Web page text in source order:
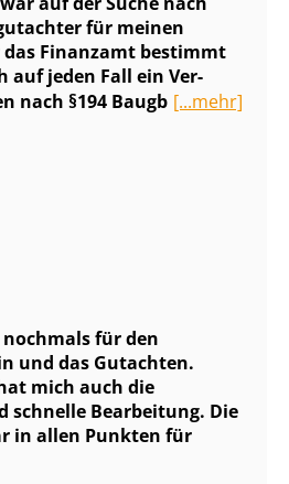
für meinen
das Finanzamt bestimmt
auf jeden Fall ein Ver­
nach §194 Baugb [...mehr]
für den
und das Gutachten.
mich auch die
schnelle Bearbeitung. Die
in allen Punkten für